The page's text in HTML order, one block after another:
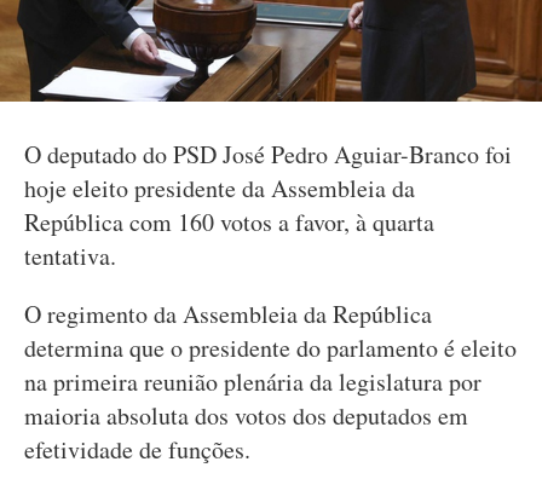
O deputado do PSD José Pedro Aguiar-Branco foi
hoje eleito presidente da Assembleia da
República com 160 votos a favor, à quarta
tentativa.
O regimento da Assembleia da República
determina que o presidente do parlamento é eleito
na primeira reunião plenária da legislatura por
maioria absoluta dos votos dos deputados em
efetividade de funções.